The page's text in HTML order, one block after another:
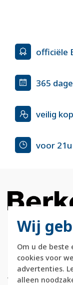
Wij
Om u de
cookies voor
advertenties.
alleen
officiële
365
veilig
voor
Berkerstore.nl is
International
onderdeel van